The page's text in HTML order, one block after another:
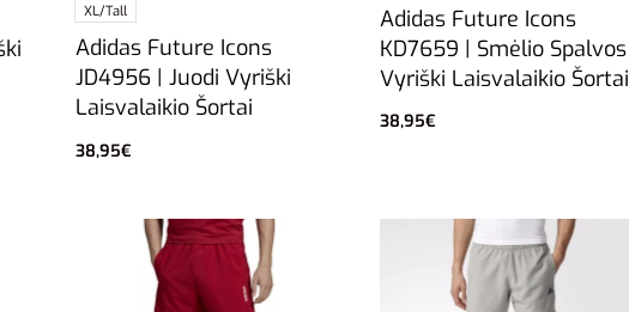
XL/Tall
Adidas Future Icons
JD4956 | Juodi Vyriški
Laisvalaikio Šortai
38,95€
Adidas Future Icons
KD7659 | Smėlio Spalvos
Vyriški Laisvalaikio Šortai
38,95€